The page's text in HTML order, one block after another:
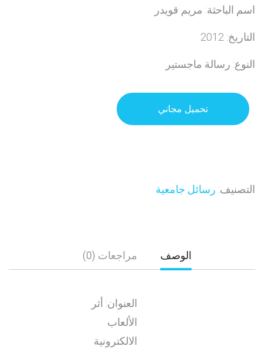
اسم الباحثة: مريم قويدر
التاريخ: 2012
النوع: رسالة ماجستير
تحميل مجاني
التصنيف: رسائل جامعية
الوصف مراجعات (0)
العنوان: أثر
الألعاب
الالكترونية